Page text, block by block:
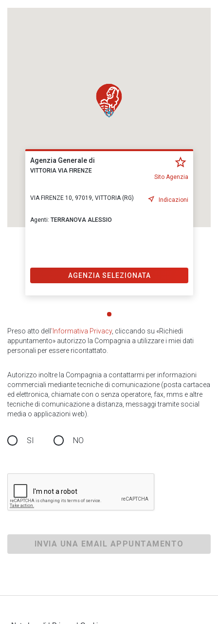
Agenzia Generale di
VITTORIA VIA FIRENZE
Sito Agenzia
VIA FIRENZE 10, 97019, VITTORIA (RG) Indicazioni
Agenti: TERRANOVA ALESSIO
AGENZIA SELEZIONATA
Preso atto dell ’Informativa Privacy, cliccando su «Richiedi
appuntamento» autorizzo la Compagnia a utilizzare i miei dati
personali per essere ricontattato.
Autorizzo inoltre la Compagnia a contattarmi per informazioni
commerciali mediante tecniche di comunicazione (posta cartacea
ed elettronica, chiamate con o senza operatore, fax, mms e altre
tecniche di comunicazione a distanza, messaggi tramite social
media o applicazioni web).
SI NO
INVIA UNA EMAIL APPUNTAMENTO